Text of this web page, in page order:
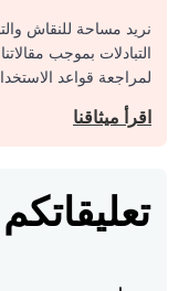
نريد مساحة للنقاش
التبادلات بموجب
لمراجعة قواعد
اقرأ ميثاقنا
تعليقاتكم